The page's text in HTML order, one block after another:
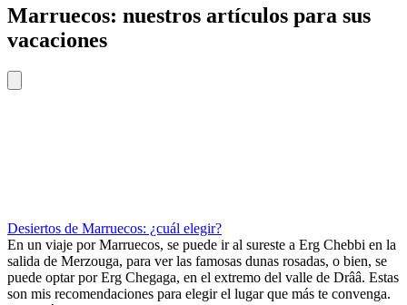
Marruecos: nuestros artículos para sus
vacaciones
Desiertos de Marruecos: ¿cuál elegir?
En un viaje por Marruecos, se puede ir al sureste a Erg Chebbi en la
salida de Merzouga, para ver las famosas dunas rosadas, o bien, se
puede optar por Erg Chegaga, en el extremo del valle de Drââ. Estas
son mis recomendaciones para elegir el lugar que más te convenga.